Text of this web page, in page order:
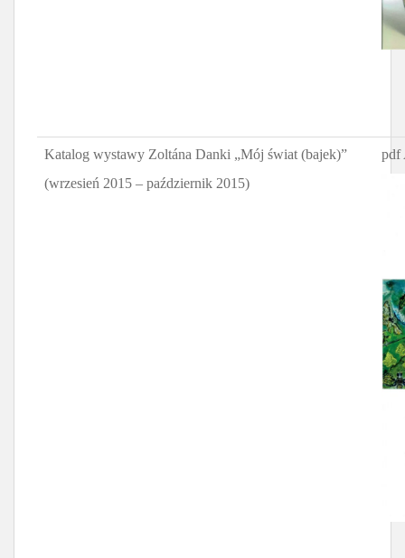
Katalog wystawy Zoltána Danki „Mój świat (bajek)”
(wrzesień 2015 – październik 2015)
pdf